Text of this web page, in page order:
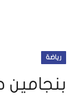
رياضة
بنجامين